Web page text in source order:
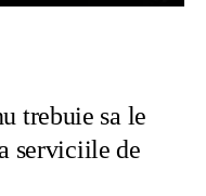
trebuie sa le
serviciile de